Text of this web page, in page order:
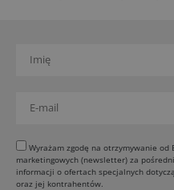
UOKiK nałożył 136 mln
maszyn rolniczych
Kverneland Tersus
bijakowe
03.08.2026
Wyrażam zgodę na otrzymywanie od
marketingowych (newsletter) za
informacji o ofertach specjalnych
oraz jej kontrahentów.